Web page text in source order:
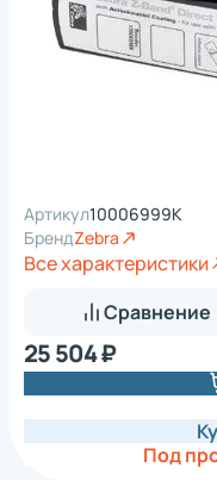
Артикул10006999K
БрендZebra
Все характеристики
Сравнение
25 504 ₽
Под